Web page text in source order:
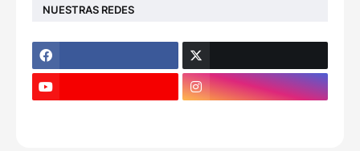
NUESTRAS REDES